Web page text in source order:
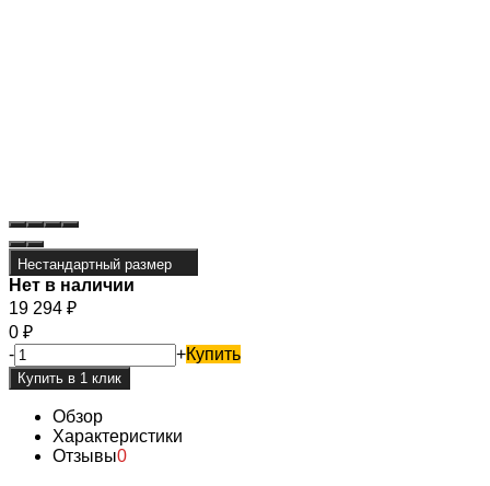
Нестандартный размер
Нет в наличии
19 294 ₽
0 ₽
-
+Купить
Обзор
Характеристики
Отзывы0